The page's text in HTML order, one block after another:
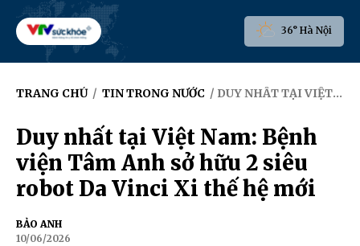
36° Hà Nội
TRANG CHỦ / TIN TRONG NƯỚC / DUY NHẤT TẠI VIỆT NAM: BỆNH VIỆN TÂM ANH SỞ HỮU 2 SIÊU ROBOT DA VINCI XI THẾ HỆ MỚI
Duy nhất tại Việt Nam: Bệnh
viện Tâm Anh sở hữu 2 siêu
robot Da Vinci Xi thế hệ mới
BẢO ANH
10/06/2026